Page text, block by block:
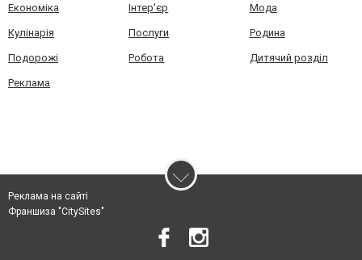
Економіка Інтер'єр Мода
Кулінарія Послуги Родина
Подорожі Робота Дитячий розділ
Реклама
Реклама на сайті
Франшиза "CitySites"